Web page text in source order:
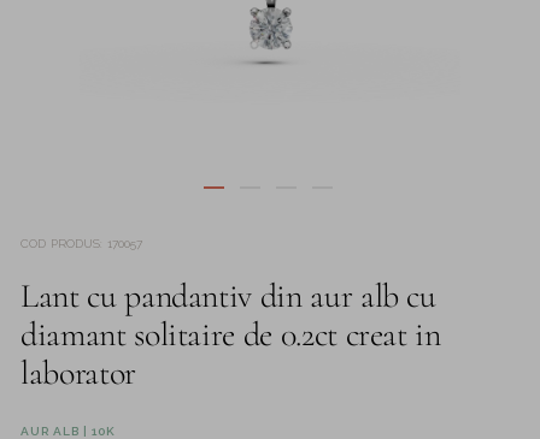
COD PRODUS 170057
Lant cu pandantiv din aur alb cu
diamant solitaire de 0.2ct creat in
laborator
AUR ALB | 10K